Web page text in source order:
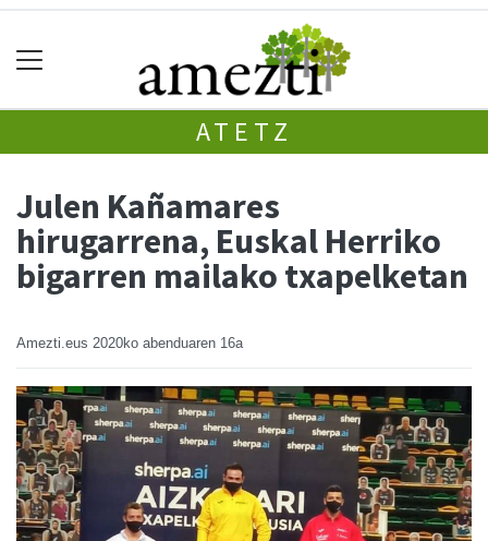
ATETZ
Julen Kañamares
hirugarrena, Euskal Herriko
bigarren mailako txapelketan
Amezti.eus 2020ko abenduaren 16a